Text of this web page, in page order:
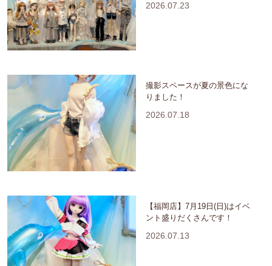
2026.07.23
撮影スペースが夏の景色にな
りました！
2026.07.18
【福岡店】7月19日(日)はイベ
ント盛りだくさんです！
2026.07.13